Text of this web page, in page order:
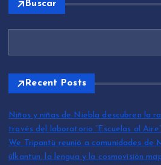
Buscar
Recent Posts
Niños y niñas de Niebla descubren la
través del laboratorio “Escuelas al Aire”
We Tripantü reunió a comunidades de
ülkantun, la lengua y la cosmovisión